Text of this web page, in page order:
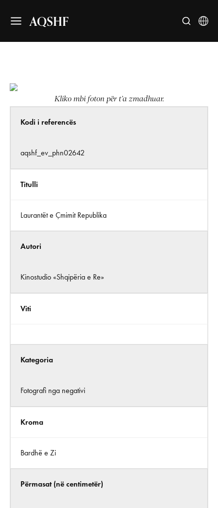
AQSHF
Kliko mbi foton për t’a zmadhuar.
Kodi i referencës
aqshf_ev_phn02642
Titulli
Laurantët e Çmimit Republika
Autori
Kinostudio «Shqipëria e Re»
Viti
Kategoria
Fotografi nga negativi
Kroma
Bardhë e Zi
Përmasat (në centimetër)